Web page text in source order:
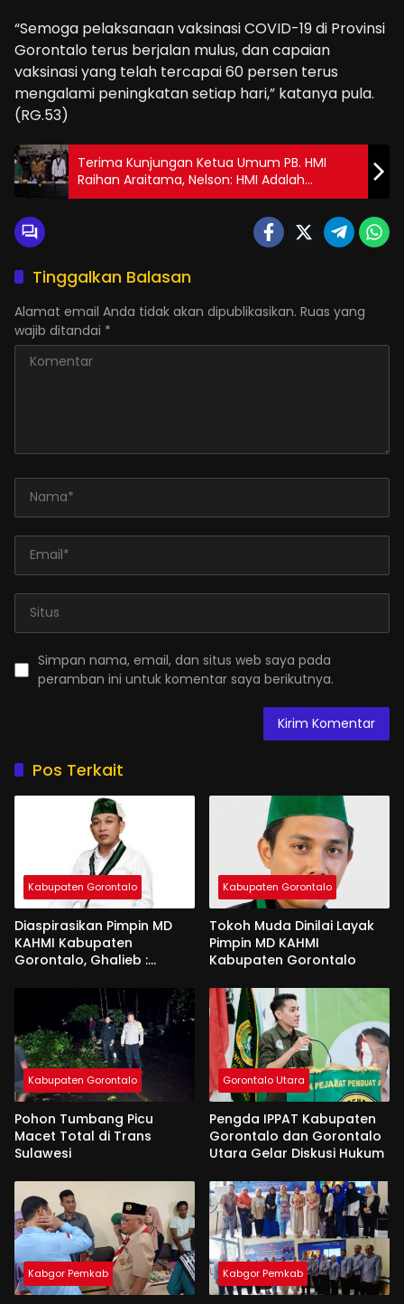
“Semoga pelaksanaan vaksinasi COVID-19 di Provinsi
Gorontalo terus berjalan mulus, dan capaian
vaksinasi yang telah tercapai 60 persen terus
mengalami peningkatan setiap hari,” katanya pula.
(RG.53)
Terima Kunjungan Ketua Umum PB. HMI
Raihan Araitama, Nelson: HMI Adalah
Organisasi Kader
Tinggalkan Balasan
Alamat email Anda tidak akan dipublikasikan. Ruas yang
wajib ditandai *
Simpan nama, email, dan situs web saya pada
peramban ini untuk komentar saya berikutnya.
Pos Terkait
Kabupaten Gorontalo
Diaspirasikan Pimpin MD
KAHMI Kabupaten
Gorontalo, Ghalieb :
Kabupaten Gorontalo
Tokoh Muda Dinilai Layak
Pimpin MD KAHMI
Kabupaten Gorontalo
Kabupaten Gorontalo
Pohon Tumbang Picu
Macet Total di Trans
Sulawesi
Gorontalo Utara
Pengda IPPAT Kabupaten
Gorontalo dan Gorontalo
Utara Gelar Diskusi Hukum
Kabgor Pemkab Kabgor Pemkab